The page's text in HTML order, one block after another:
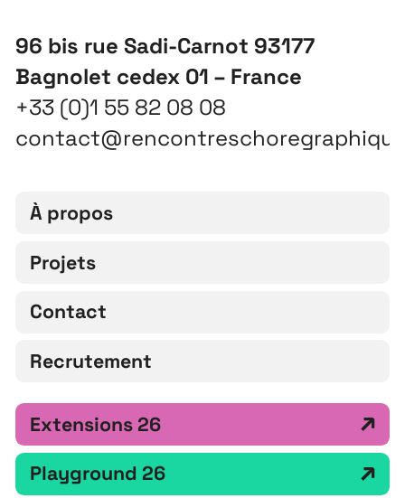
96 bis rue Sadi-Carnot 93177
Bagnolet cedex 01 – France
+33 (0)1 55 82 08 08
À propos
Projets
Contact
Recrutement
Extensions 26
Playground 26